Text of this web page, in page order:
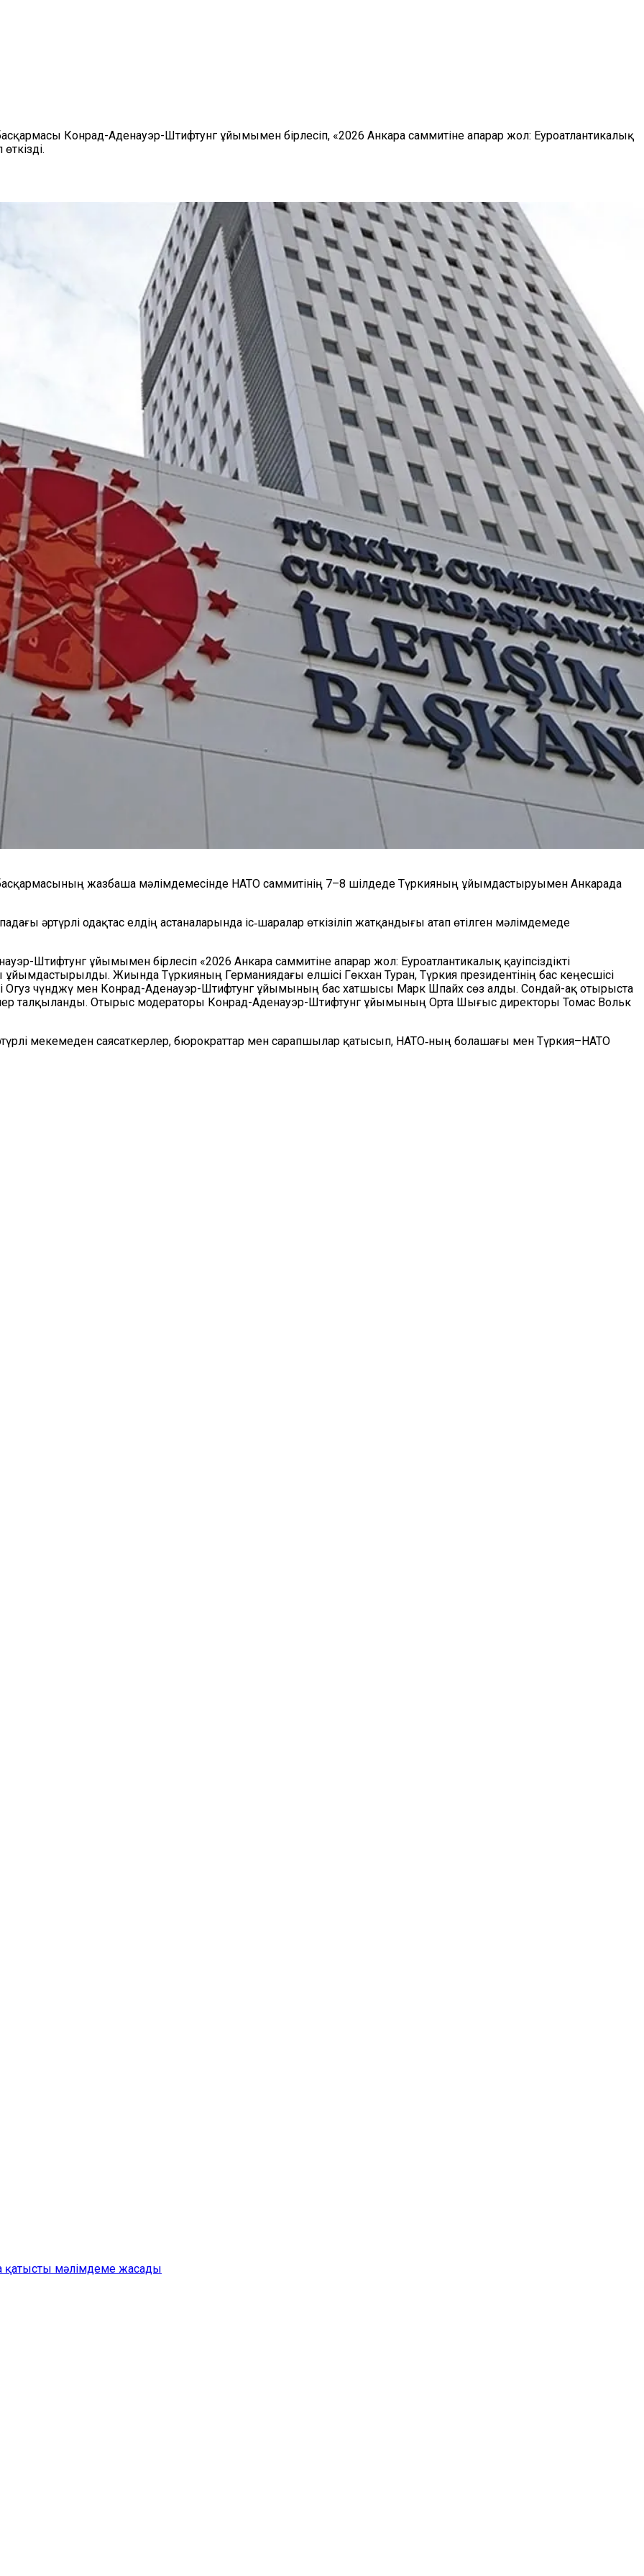
Конрад-Аденауэр-Штифтунг ұйымымен бірлесіп, «2026 Анкара саммитіне апарар жол: Еуроатлантикалық
жазбаша мәлімдемесінде НАТО саммитінің 7–8 шілдеде Түркияның ұйымдастыруымен Анкарада
әртүрлі одақтас елдің астаналарында іс‑шаралар өткізіліп жатқандығы атап өтілген мәлімдемеде
Штифтунг ұйымымен бірлесіп «2026 Анкара саммитіне апарар жол: Еуроатлантикалық қауіпсіздікті
Жиында Түркияның Германиядағы елшісі Гөкхан Туран, Түркия президентінің бас кеңесшісі
Үчүнджү мен Конрад-Аденауэр-Штифтунг ұйымының бас хатшысы Марк Шпайх сөз алды. Сондай-ақ отырыста
талқыланды. Отырыс модераторы Конрад-Аденауэр-Штифтунг ұйымының Орта Шығыс директоры Томас Вольк
мекемеден саясаткерлер, бюрократтар мен сарапшылар қатысып, НАТО‑ның болашағы мен Түркия–НАТО
қатысты мәлімдеме жасады